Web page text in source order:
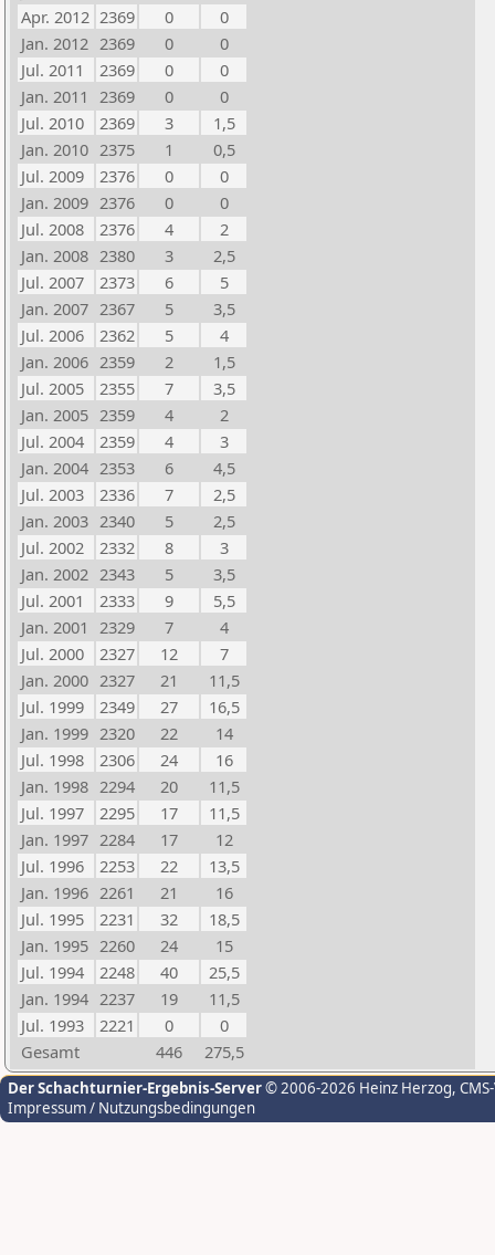
Apr. 2012 2369 0
0
Jan. 2012 2369 0
0
Jul. 2011
2369 0
0
Jan. 2011 2369 0
0
Jul. 2010
2369 3
1,5
Jan. 2010 2375 1
0,5
Jul. 2009
2376 0
0
Jan. 2009 2376 0
0
Jul. 2008
2376 4
2
Jan. 2008 2380 3
2,5
Jul. 2007
2373 6
5
Jan. 2007 2367 5
3,5
Jul. 2006
2362 5
4
Jan. 2006 2359 2
1,5
Jul. 2005
2355 7
3,5
Jan. 2005 2359 4
2
Jul. 2004
2359 4
3
Jan. 2004 2353 6
4,5
Jul. 2003
2336 7
2,5
Jan. 2003 2340 5
2,5
Jul. 2002
2332 8
3
Jan. 2002 2343 5
3,5
Jul. 2001
2333 9
5,5
Jan. 2001 2329 7
4
Jul. 2000
2327 12
7
Jan. 2000 2327 21
11,5
Jul. 1999
2349 27
16,5
Jan. 1999 2320 22
14
Jul. 1998
2306 24
16
Jan. 1998 2294 20
11,5
Jul. 1997
2295 17
11,5
Jan. 1997 2284 17
12
Jul. 1996
2253 22
13,5
Jan. 1996 2261 21
16
Jul. 1995
2231 32
18,5
Jan. 1995 2260 24
15
Jul. 1994
2248 40
25,5
Jan. 1994 2237 19
11,5
Jul. 1993
2221 0
0
Gesamt
446 275,5
Der Schachturnier-Ergebnis-Server© 2006-2026 Heinz Herzog,
Impressum / Nutzungsbedingungen